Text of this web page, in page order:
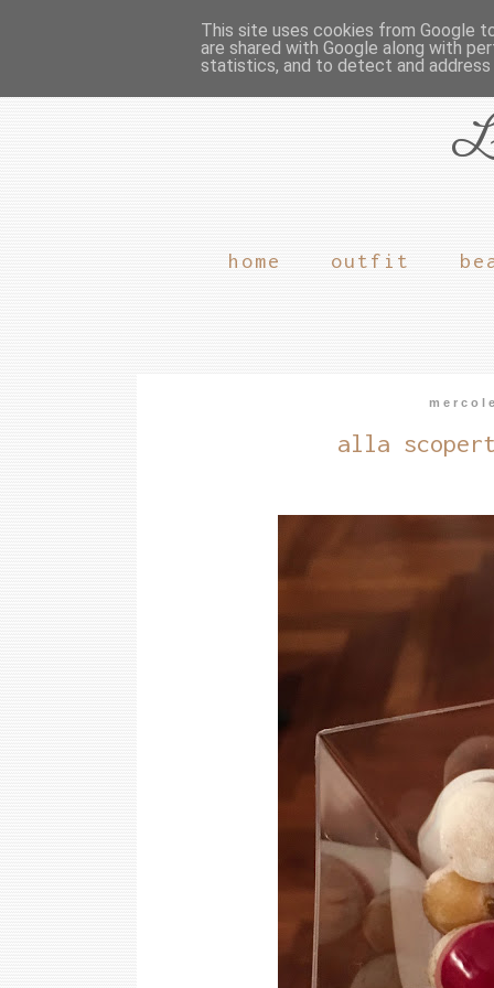
home outfit
alla
This site uses cookies from Google
are shared with Google along with
statistics, and to detect and address